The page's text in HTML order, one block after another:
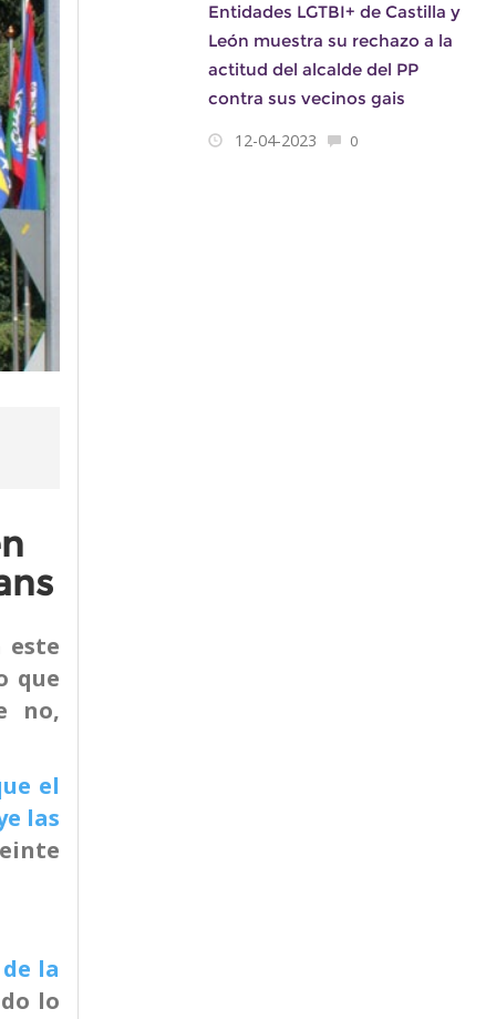
este
que
no,
el
las
la
lo
Entidades LGTBI+ de Castilla y
León muestra su rechazo a la
actitud del alcalde del PP
contra sus vecinos gais
12-04-2023
0